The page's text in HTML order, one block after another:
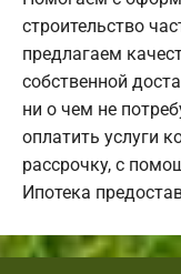
строительство
предлагаем
собственной
ни о чем не
оплатить услуги
рассрочку, с
Ипотека